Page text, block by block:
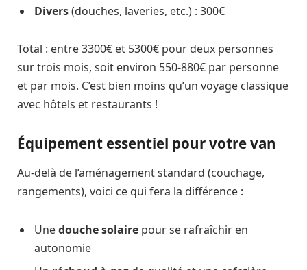
Divers(douches, laveries, etc.) : 300€
Total : entre 3300€ et 5300€ pour deux personnes
sur trois mois, soit environ 550-880€ par personne
et par mois. C’est bien moins qu’un voyage classique
avec hôtels et restaurants !
Équipement essentiel pour votre van
Au-delà de l’aménagement standard (couchage,
rangements), voici ce qui fera la différence :
Unedouche solaire pour se rafraîchir en
autonomie